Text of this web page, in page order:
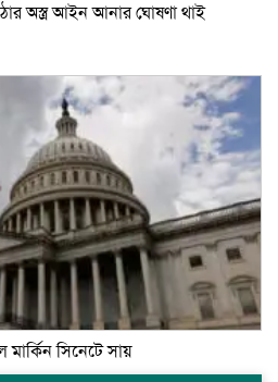
অস্ত্র আইন আনার ঘোষণা থাই
মার্কিন সিনেটে সায়